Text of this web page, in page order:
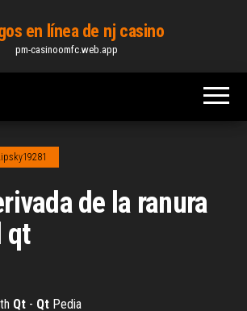
en línea de nj casino
pm-casinoomfc.web.app
de la ranura
qt
Qt - Qt Pedia